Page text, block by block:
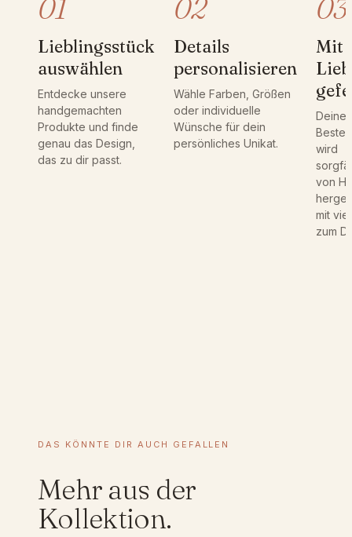
e
M
ä
c
h
e
n
01
Lieblingsstück
auswählen
Entdecke unsere
handgemachten
Produkte und finde
genau das Design,
das zu dir passt.
02
Details
personalisieren
Wähle Farben, Größen
oder individuelle
Wünsche für dein
persönliches Unikat.
03
Mit
Deine
wird
von
mit
zum
DAS KÖNNTE DIR AUCH GEFALLEN
Mehr aus der
Kollektion.